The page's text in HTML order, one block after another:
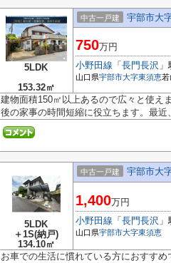
5LDK
153.32㎡
中古一戸建 宇部市大
750万円
小野田線 「 長門長沢 」
山口県宇部市大字東須恵若
建物面積150㎡以上あるので広々と使え
後の家事の時間短縮に役立ちます。最
5LDK
＋1S(納戸)
134.10㎡
中古一戸建 宇部市大
1,400万円
小野田線 「 長門長沢 」
山口県宇部市大字東須恵
お車での生活に慣れている方におすす